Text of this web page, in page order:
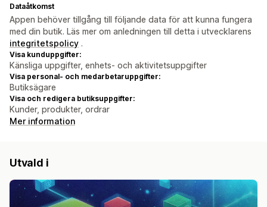
Dataåtkomst
Appen behöver tillgång till följande data för att kunna fungera
med din butik. Läs mer om anledningen till detta i utvecklarens
integritetspolicy .
Visa kunduppgifter:
Känsliga uppgifter, enhets- och aktivitetsuppgifter
Visa personal- och medarbetaruppgifter:
Butiksägare
Visa och redigera butiksuppgifter:
Kunder, produkter, ordrar
Mer information
Utvald i